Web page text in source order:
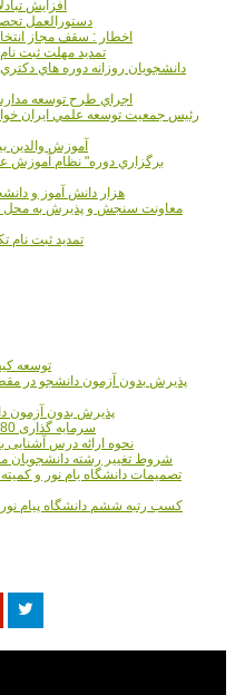
افزايش
دستورالعمل
اخطار : سقف مجاز
تمدید مهلت ثبت
دانشجويان روزانه دوره هاي
اجراي طرح توسعه مدارس غير
رئيس جمعيت توسعه علمي ايران
آموزش والدين
برگزاري دوره" نظام آموزش
40 هزار دانش آموز و
معاونت سنجش و پذيرش به محل
تمديد ثبت
توسعه
پذیرش بدون آزمون دانشجو در
پذیرش بدون آزمون
سرمایه گذاری 980 میلیارد تومانی دانشگاه پیام نور
نحوه ارائه درس آشنایی
شروط تغییر رشته دانشجویان
تصمیمات دانشگاه یام نور و
کسب رتبه ششم دانشگاه پیام نور